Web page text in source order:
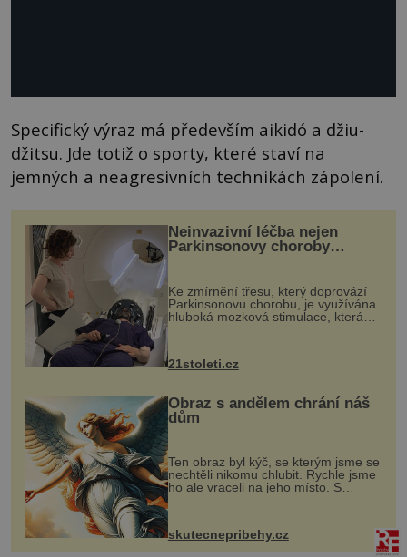
Specifický výraz má především aikidó a džiu-
džitsu. Jde totiž o sporty, které staví na
jemných a neagresivních technikách zápolení.
Neinvazivní léčba nejen
Parkinsonovy choroby
Ke zmírnění třesu, který doprovází
Parkinsonovu chorobu, je využívána
hluboká mozková stimulace, která
však vyžaduje vysoce invazivní
k dostatečně přesnému zacílení ...
21stoleti.cz
Obraz s andělem chrání náš
dům
Ten obraz byl kýč, se kterým jsme se
nechtěli nikomu chlubit. Rychle jsme
ho ale vraceli na jeho místo. S
manželem Vaškem jsme si pořídili
chaloupku, takový domek na severu
Čech, kde jsme si naplánova...
skutecnepribehy.cz